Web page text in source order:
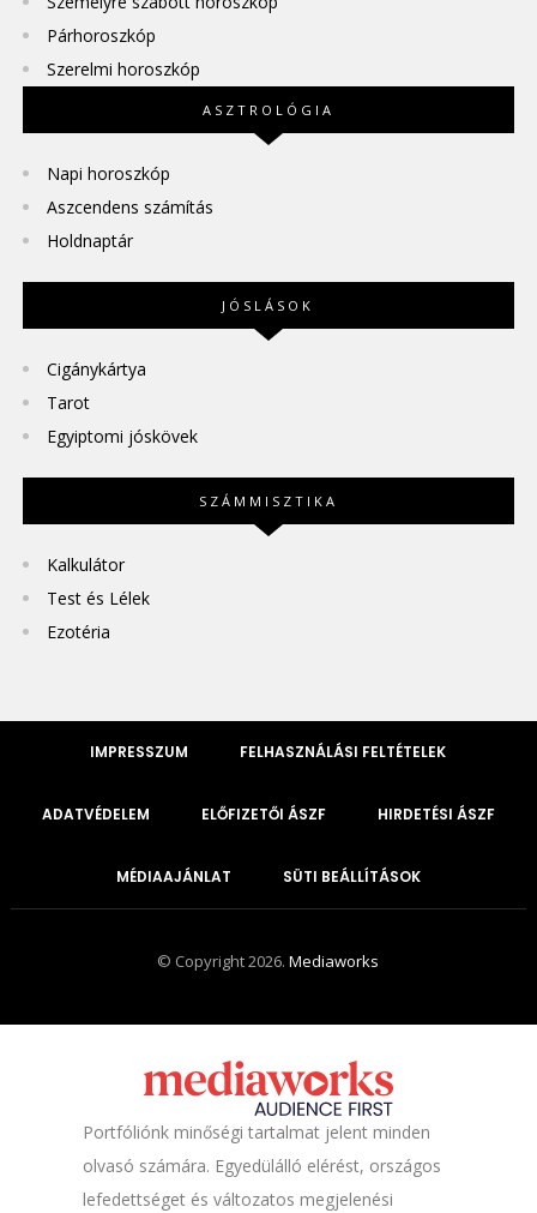
Párhoroszkóp
Szerelmi horoszkóp
ASZTROLÓGIA
Napi horoszkóp
Aszcendens számítás
Holdnaptár
JÓSLÁSOK
Cigánykártya
Tarot
Egyiptomi jóskövek
SZÁMMISZTIKA
Kalkulátor
Test és Lélek
Ezotéria
IMPRESSZUM FELHASZNÁLÁSI FELTÉTELEK
ADATVÉDELEM ELŐFIZETŐI ÁSZF HIRDETÉSI ÁSZF
MÉDIAAJÁNLAT SÜTI BEÁLLÍTÁSOK
© Copyright 2026.Mediaworks
Portfóliónk minőségi tartalmat jelent minden
olvasó számára. Egyedülálló elérést, országos
lefedettséget és változatos megjelenési